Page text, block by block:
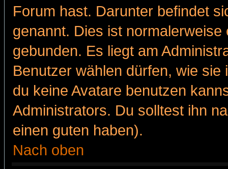
Forum hast. Darunter befindet
genannt. Dies ist
gebunden. Es liegt am
Benutzer wählen dürfen, wie
du keine Avatare benutzen
Administrators. Du solltest ihn
einen guten haben).
Nach oben